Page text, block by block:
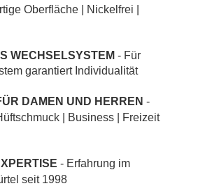
Oberfläche | Nickelfrei |
WECHSELSYSTEM - Für
garantiert Individualität
DAMEN UND HERREN -
| Business | Freizeit
- Erfahrung im
seit 1998